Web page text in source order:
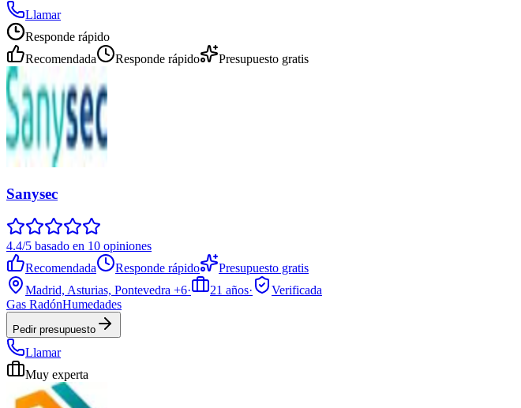
Llamar
Responde rápido
Recomendada
Responde rápido Presupuesto gratis
Sanysec
4.4/5 basado en 10 opiniones
Recomendada
Responde rápido
Presupuesto gratis
Madrid, Asturias, Pontevedra +6· 21 años·
Verificada
Gas RadónHumedades
Pedir presupuesto
Llamar
Muy experta